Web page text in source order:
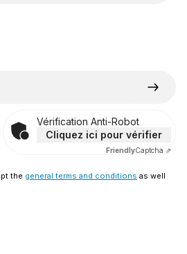
Vérification Anti-Robot
Cliquez ici pour vérifier
FriendlyCaptcha ⇗
the general terms and conditions as well